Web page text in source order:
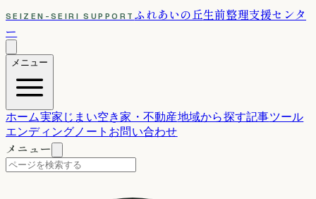
SEIZEN-SEIRI SUPPORT ふれあいの丘生前整理支援センタ
ー
メニュー
ホーム実家じまい空き家・不動産地域から探す記事ツール
エンディングノート お問い合わせ
メニュー